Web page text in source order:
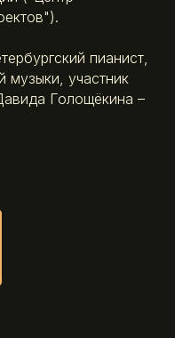
пианист,
участник
Голощёкина –